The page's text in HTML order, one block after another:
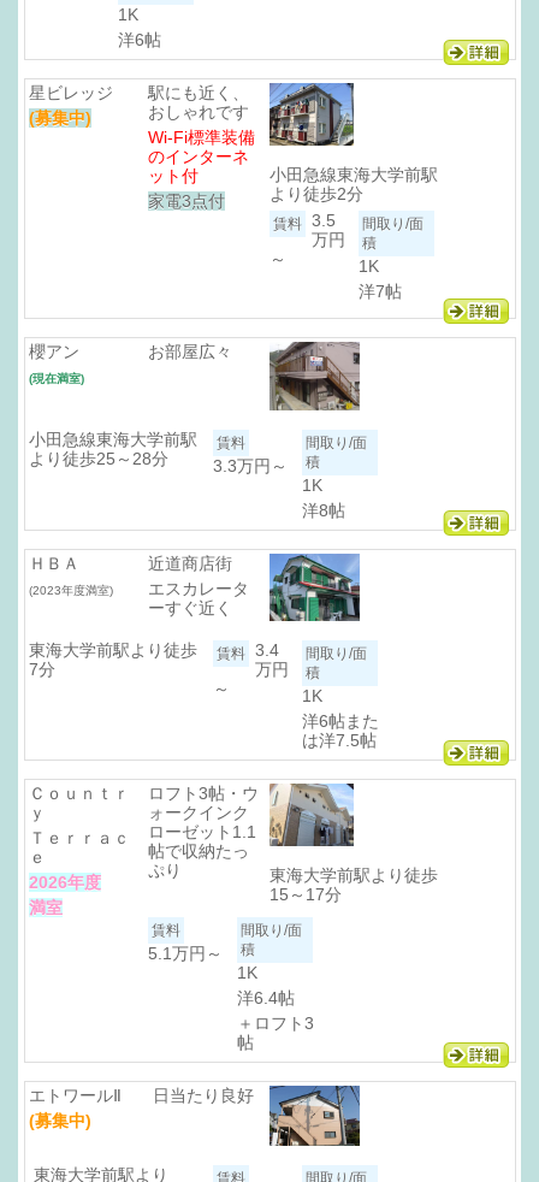
1K
洋6帖
星ビレッジ
(募集中)
駅にも近く、
おしゃれです
Wi-Fi標準装備
のインターネ
ット付
家電3点付
小田急線東海大学前駅
より徒歩2分
3.5
万円
～
1K
洋7帖
櫻アン
(現在満室)
お部屋広々
小田急線東海大学前駅
より徒歩25～28分
3.3万円 ～
1K
洋8帖
ＨＢＡ
(2023年度満室)
近道商店街
エスカレータ
ーすぐ近く
東海大学前駅より徒歩
7分
3.4
万円
～
1K
洋6帖また
は洋7.5帖
Ｃｏｕｎｔｒ
ｙ
Ｔｅｒｒａｃ
ｅ
2026年度
満室
ロフト3帖・ウ
ォークインク
ローゼット1.1
帖で収納たっ
ぷり
東海大学前駅より徒歩
15～17分
5.1万円 ～
1K
洋6.4帖
＋ロフト3
帖
エトワールⅡ
(募集中)
日当たり良好
東海大学前駅より